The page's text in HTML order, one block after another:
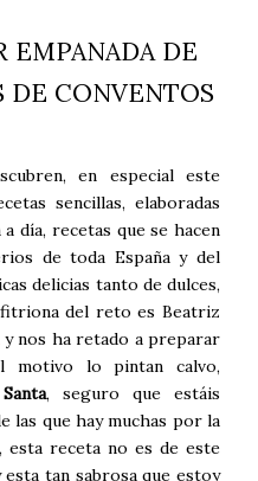
EMPANADA DE
DE CONVENTOS
en especial este
sencillas, elaboradas
día, recetas que se hacen
de toda España y del
delicias tanto de dulces,
del reto es Beatriz
y nos ha retado a preparar
motivo lo pintan calvo,
, seguro que estáis
las que hay muchas por la
esta receta no es de este
tan sabrosa que estoy